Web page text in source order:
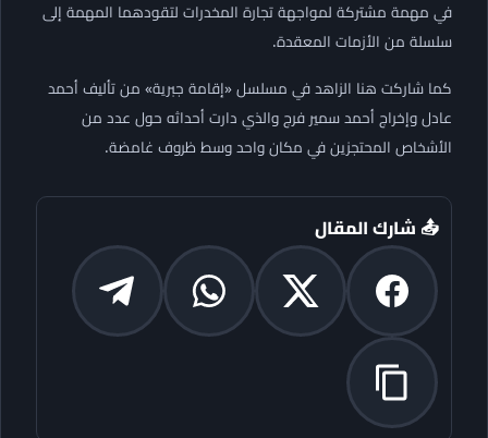
في مهمة مشتركة لمواجهة تجارة المخدرات لتقودهما المهمة إلى
سلسلة من الأزمات المعقدة.
كما شاركت هنا الزاهد في مسلسل «إقامة جبرية» من تأليف أحمد
عادل وإخراج أحمد سمير فرج والذي دارت أحداثه حول عدد من
الأشخاص المحتجزين في مكان واحد وسط ظروف غامضة.
📤 شارك المقال